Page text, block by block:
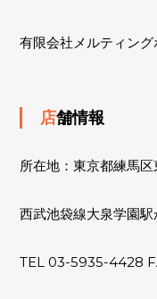
有限会社メルティング
店舗情報
所在地：東京都練馬
西武池袋線大泉学園
TEL 03-5935-4428